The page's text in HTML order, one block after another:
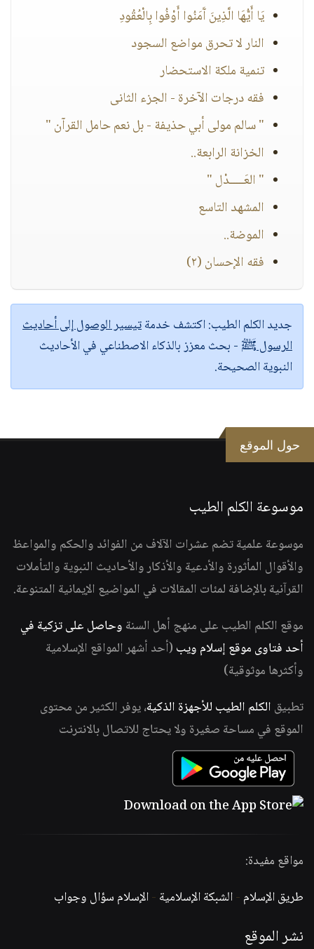
يَا أَيُّهَا الَّذِينَ آَمَنُوا أَوْفُوا بِالْعُقُودِ
النار لا تحرق مواضع السجود
تنمية ملكة الاستحضار
فقه درجات الآخرة - الجزء الثانى
" سالم مولى أبي حذيفة - بل نعم حامل القرآن "
الخزانة الرابعة..
" العَـــــدْل "
المشهد التاسع
الموضة..
فقه الإحسان (٢)
جديد الكلم الطيب:اكتشف خدمةتيسير الوصول إلى أحاديث
الرسول ﷺ - بحث معزز بالذكاء الاصطناعي في الأحاديث
النبوية الصحيحة.
حول الموقع
موسوعة الكلم الطيب
موسوعة علمية تضم عشرات الآلاف من الفوائد والحكم والمواعظ
والأقوال المأثورة والأدعية والأذكار والأحاديث النبوية والتأملات
القرآنية بالإضافة لمئات المقالات في المواضيع الإيمانية المتنوعة.
موقع الكلم الطيب على منهج أهل السنة وحاصل على تزكية في
أحد فتاوى موقع إسلام ويب (أحد أشهر المواقع الإسلامية
وأكثرها موثوقية)
تطبيق الكلم الطيب للأجهزة الذكية، يوفر الكثير من محتوى
الموقع في مساحة صغيرة ولا يحتاج للاتصال بالانترنت
مواقع مفيدة:
طريق الإسلام -الشبكة الإسلامية -الإسلام سؤال وجواب
نشر الموقع